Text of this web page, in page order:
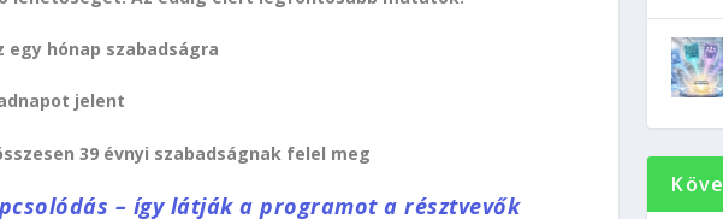
hónap szabadságra
jelent
39 évnyi szabadságnak felel meg
– így látják a programot a résztvevők